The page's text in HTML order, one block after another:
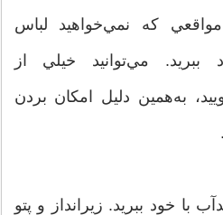
كه نمي‌خواهيد لباس
ببريد. مي‌توانيد خيلي از
به‌همين دليل امكان بردن
با خود ببريد. زيرانداز و پتو